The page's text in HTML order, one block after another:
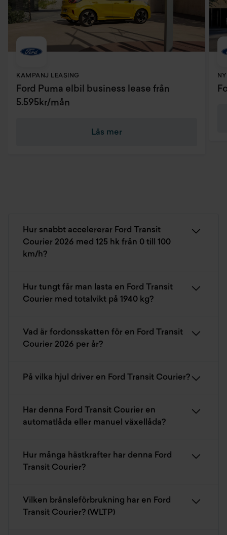
Tpms däcktrycksövervakningssystem
Urkopplingsbar passagerarairbag
KAMPANJ LEASING
Ford Puma elbil business lease från
5.595kr/mån
Läs mer
Hur snabbt accelererar Ford Transit
Courier 2026 med 125 hk från 0 till 100
km/h?
Hur tungt får man lasta en Ford Transit
Courier med totalvikt på 1940 kg?
Vad är fordonsskatten för en Ford Transit
Courier 2026 per år?
På vilka hjul driver en Ford Transit Courier?
Har denna Ford Transit Courier en
automatlåda eller manuel växellåda?
Hur många hästkrafter har denna Ford
Transit Courier?
Vilken bränsleförbrukning har en Ford
Transit Courier? (WLTP)